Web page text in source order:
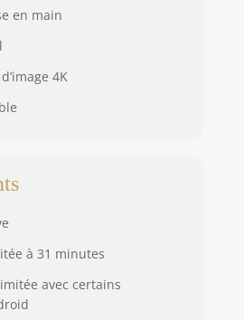
en main
4K
à 31 minutes
avec certains